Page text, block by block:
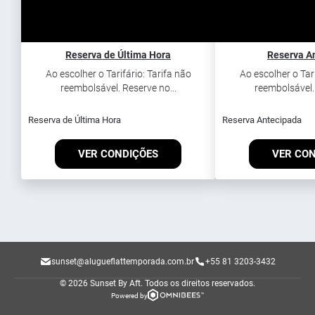
Reserva de Última Hora
Ao escolher o Tarifário: Tarifa não
reembolsável. Reserve no...
Reserva de Última Hora
VER CONDIÇÕES
Reserva
Ao escolher o
Reserva Antecipada
VER
sunset@alugueflattemporada.com.br +55 81 3203-3432
© 2026 Sunset By Aft. Todos os direitos reservados.
Powered by